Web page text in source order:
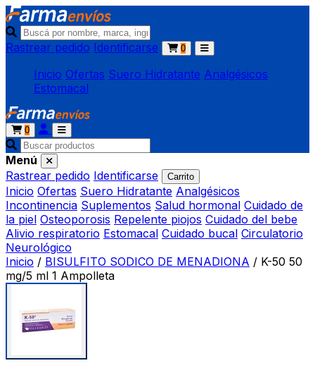
Rastrear pedido Identificarse 0
Inicio Ofertas Suero Hidratante Analgésicos
Estomacal
0
Menú
Rastrear pedido Identificarse Carrito
Inicio Ofertas Suero Hidratante Analgésicos
Incontinencia Suplementos Salud hormonal Cuidado de
la piel Osteoporosis Repelente piojos Cuidado del bebe
Alivio respiratorio Estomacal Cuidado bucal Circulatorio
Neurológico
Inicio / BISULFITO SODICO DE MENADIONA / K-50 50
mg/5 ml 1 Ampolleta